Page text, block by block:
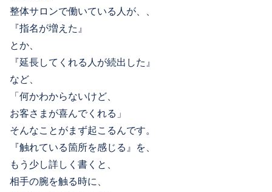
整体サロンで働いている人が、、
『指名が増えた』
とか、
『延長してくれる人が続出した』
など、
「何かわからないけど、
お客さまが喜んでくれる」
そんなことがまず起こるんです。
『触れている箇所を感じる』を、
もう少し詳しく書くと、
相手の腕を触る時に、